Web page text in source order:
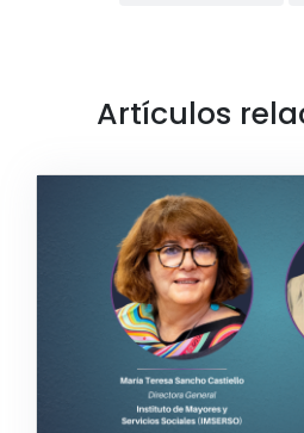
Artículos